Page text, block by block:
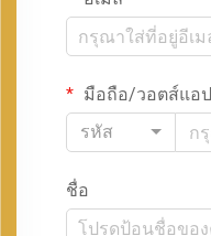
มือถือ/วอตส์แอป
รหัส
ชื่อ